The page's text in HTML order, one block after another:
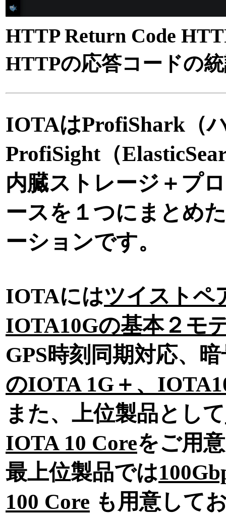
HTTP Return Code
HTTPの応答コードの
IOTAはProfiShark（
ProfiSight（
内臓ストレージ＋プ
ースを１つにまとめ
ーションです。
IOTAにはツイストペ
IOTA10Gの基本２モ
GPS時刻同期対応、
のIOTA 1G＋、
また、上位製品として
IOTA 10 Coreをご用
最上位製品では
100 Core も用意して